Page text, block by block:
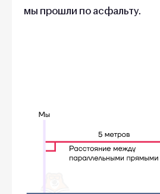
мы прошли по асфальту.